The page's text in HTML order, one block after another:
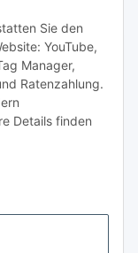
Sie den
YouTube,
Manager,
Ratenzahlung.
Details finden
Abonnieren